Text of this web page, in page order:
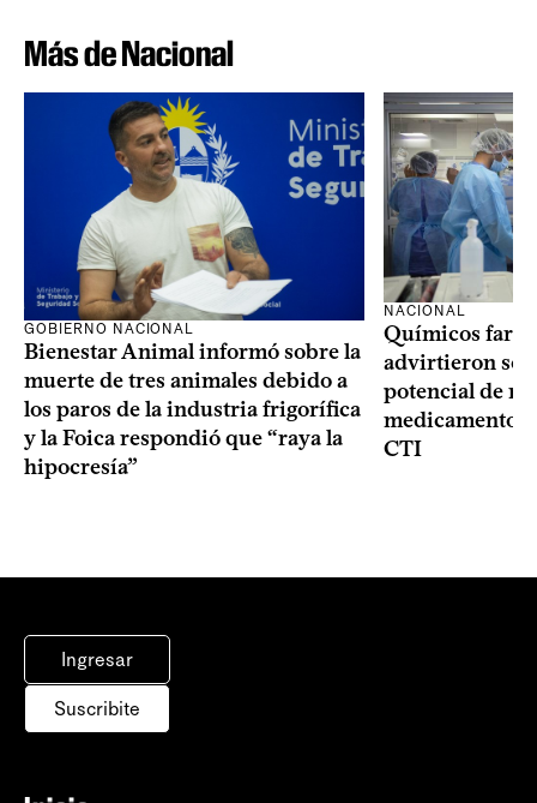
Más de Nacional
GOBIERNO NACIONAL
Bienestar Animal informó sobre la
muerte de tres animales debido a
los paros de la industria frigorífica
y la Foica respondió que “raya la
hipocresía”
NACIONAL
Químicos
advirtieron
potencial de
medicamentos
CTI
Ingresar
Suscribite